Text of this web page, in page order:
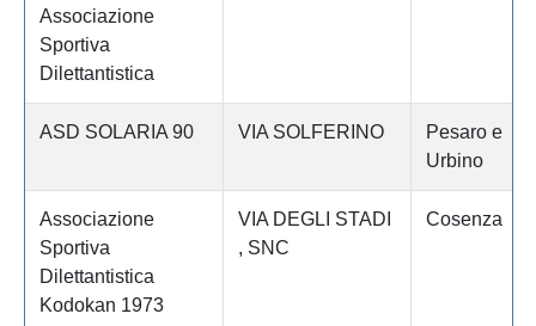
Associazione
Sportiva
Dilettantistica
ASD SOLARIA 90 VIA SOLFERINO
Pesaro e
Urbino
Associazione
Sportiva
Dilettantistica
Kodokan 1973
VIA DEGLI STADI
, SNC
Cosenza